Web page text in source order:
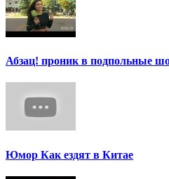
Абзац! проник в подпольные
Юмор Как ездят в Китае